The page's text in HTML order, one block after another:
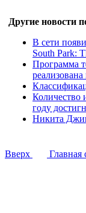
Другие новости
В сети
South Park:
Программа
Количество
году
Никита
Вверх Главная